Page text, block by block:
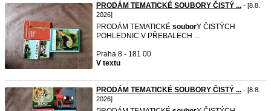
PRODÁM TEMATICKÉ SOUBORY ČISTÝ ... - [8.8.
2026]
PRODÁM TEMATICKÉ souborY ČISTÝCH
POHLEDNIC V PŘEBALECH ...
Praha 8 - 181 00
V textu
PRODÁM TEMATICKÉ SOUBORY ČISTÝ ... - [8.8.
2026]